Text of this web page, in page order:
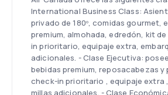
International Business Class:
privado de 180º, comidas gourmet,
premium, almohada, edredón, kit
in prioritario, equipaje extra,
adicionales. - Clase Ejecutiva:
bebidas premium, reposacabezas y
check-in prioritario , equipaje extra
millas adicionales. - Clase